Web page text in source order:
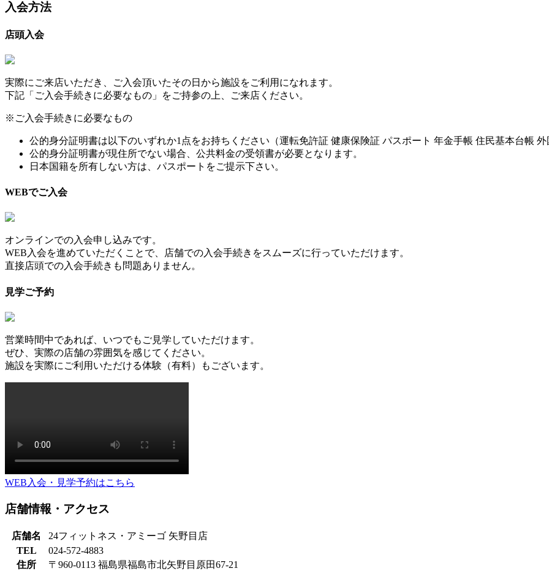
入会方法
店頭入会
実際にご来店いただき、ご入会頂いたその日から施設をご利用になれます。
下記「ご入会手続きに必要なもの」をご持参の上、ご来店ください。
※ご入会手続きに必要なもの
公的身分証明書は以下のいずれか1点をお持ちください（運転免許証 健康保険証 パスポート 年金手帳 住民基本台帳 外
公的身分証明書が現住所でない場合、公共料金の受領書が必要となります。
日本国籍を所有しない方は、パスポートをご提示下さい。
WEBでご入会
オンラインでの入会申し込みです。
WEB入会を進めていただくことで、店舗での入会手続きをスムーズに行っていただけます。
直接店頭での入会手続きも問題ありません。
見学ご予約
営業時間中であれば、いつでもご見学していただけます。
ぜひ、実際の店舗の雰囲気を感じてください。
施設を実際にご利用いただける体験（有料）もございます。
WEB入会・見学予約はこちら
店舗情報・アクセス
店舗名
24フィットネス・アミーゴ 矢野目店
TEL
024-572-4883
住所
〒960-0113 福島県福島市北矢野目原田67-21